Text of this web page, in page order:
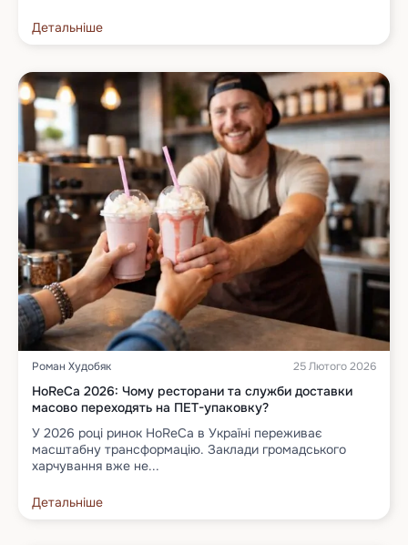
Детальніше
Роман Худобяк 25 Лютого 2026
HoReCa 2026: Чому ресторани та служби доставки
масово переходять на ПЕТ-упаковку?
У 2026 році ринок HoReCa в Україні переживає
масштабну трансформацію. Заклади громадського
харчування вже не...
Детальніше